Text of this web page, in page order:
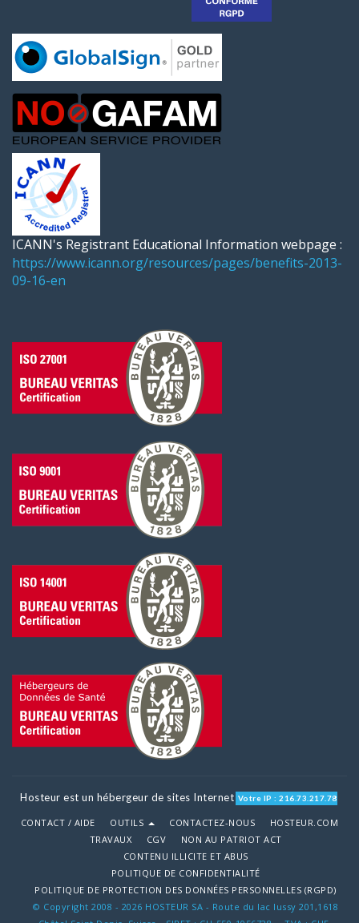
ICANN's Registrant Educational Information webpage :
https://www.icann.org/resources/pages/benefits-2013-
09-16-en
Hosteur est un hébergeur de sites Internet Votre IP : 216.73.217.78
CONTACT / AIDE OUTILS CONTACTEZ-NOUS
HOSTEUR.COM
TRAVAUX
CGV
NON AU PATRIOT ACT
CONTENU ILLICITE ET ABUS
POLITIQUE DE CONFIDENTIALITÉ
POLITIQUE DE PROTECTION DES DONNÉES PERSONNELLES (RGPD)
© Copyright 2008 - 2026 HOSTEUR SA - Route du lac lussy 201,1618